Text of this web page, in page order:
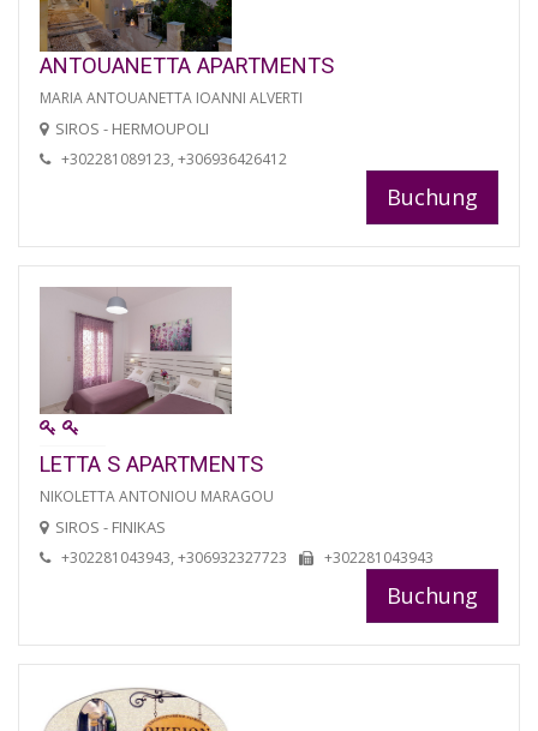
ANTOUANETTA APARTMENTS
MARIA ANTOUANETTA IOANNI ALVERTI
SIROS - HERMOUPOLI
+302281089123, +306936426412
Buchung
LETTA S APARTMENTS
NIKOLETTA ANTONIOU MARAGOU
SIROS - FINIKAS
+302281043943, +306932327723 +302281043943
Buchung